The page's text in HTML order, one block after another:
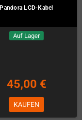
Pandora LCD-Kabel
Auf Lager
45,00 €
KAUFEN